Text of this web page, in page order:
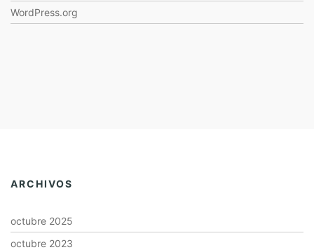
WordPress.org
ARCHIVOS
octubre 2025
octubre 2023